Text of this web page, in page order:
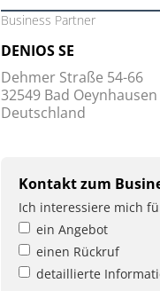
Business Partner
DENIOS SE
Dehmer Straße 54-66
32549 Bad Oeynhausen
Deutschland
Kontakt zum
Ich interessiere mich
ein Angebot
einen Rückruf
detaillierte